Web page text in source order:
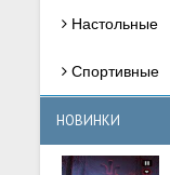
Настольные
Спортивные
НОВИНКИ